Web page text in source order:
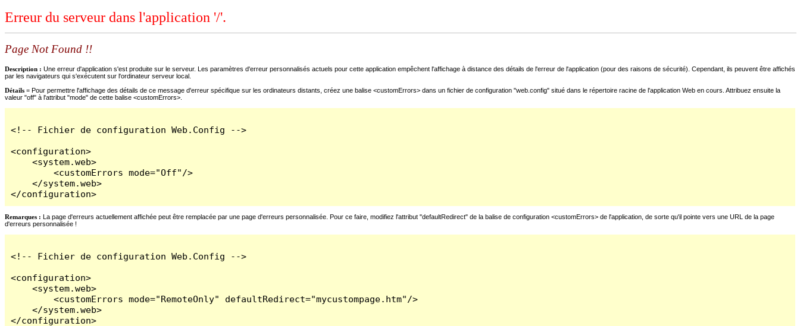
Erreur du serveur dans l'application '/'.
Page Not Found !!
Description : Une erreur d'application s'est produite sur le serveur. Les paramètres d'erreur personnalisés actuels pour cette application empêchent l'affichage à distance des détails de l'erreur de l'application (pour des raisons de sécurité). Cependant, ils peuvent être affichés
par les navigateurs qui s'exécutent sur l'ordinateur serveur local.
Détails = Pour permettre l'affichage des détails de ce message d'erreur spécifique sur les ordinateurs distants, créez une balise <customErrors> dans un fichier de configuration "web.config" situé dans le répertoire racine de l'application Web en cours. Attribuez ensuite la
valeur "off" à l'attribut "mode" de cette balise <customErrors>.
<!-- Fichier de configuration Web.Config -->
<configuration>
    <system.web>
        <customErrors mode="Off"/>
    </system.web>
</configuration>
Remarques : La page d'erreurs actuellement affichée peut être remplacée par une page d'erreurs personnalisée. Pour ce faire, modifiez l'attribut "defaultRedirect" de la balise de configuration <customErrors> de l'application, de sorte qu'il pointe vers une URL de la page
d'erreurs personnalisée !
<!-- Fichier de configuration Web.Config -->
<configuration>
    <system.web>
        <customErrors mode="RemoteOnly" defaultRedirect="mycustompage.htm"/>
    </system.web>
</configuration>